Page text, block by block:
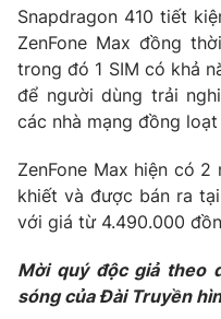
Snapdragon 410 tiết
ZenFone Max đồng
trong đó 1 SIM có khả
để người dùng trải
các nhà mạng đồng
ZenFone Max hiện có
khiết và được bán ra
với giá từ 4.490.000
Mời quý độc giả theo
sóng của Đài Truyền